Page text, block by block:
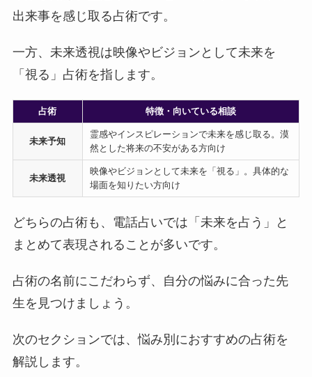
出来事を感じ取る占術です。
一方、未来透視は映像やビジョンとして未来を
「視る」占術を指します。
占術 特徴・向いている相談
未来予知
霊感やインスピレーションで未来を感じ取る。漠
然とした将来の不安がある方向け
未来透視
映像やビジョンとして未来を「視る」。具体的な
場面を知りたい方向け
どちらの占術も、電話占いでは「未来を占う」と
まとめて表現されることが多いです。
占術の名前にこだわらず、自分の悩みに合った先
生を見つけましょう。
次のセクションでは、悩み別におすすめの占術を
解説します。